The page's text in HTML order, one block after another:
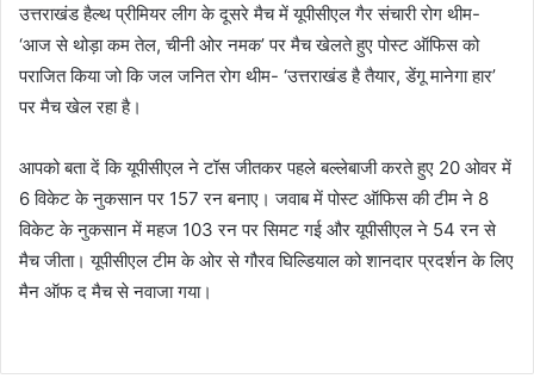
उत्तराखंड हैल्थ प्रीमियर लीग के दूसरे मैच में यूपीसीएल गैर संचारी रोग थीम-
‘आज से थोड़ा कम तेल, चीनी ओर नमक’ पर मैच खेलते हुए पोस्ट ऑफिस को
पराजित किया जो कि जल जनित रोग थीम- ‘उत्तराखंड है तैयार, डेंगू मानेगा हार’
पर मैच खेल रहा है।
आपको बता दें कि यूपीसीएल ने टॉस जीतकर पहले बल्लेबाजी करते हुए 20 ओवर में
6 विकेट के नुकसान पर 157 रन बनाए। जवाब में पोस्ट ऑफिस की टीम ने 8
विकेट के नुकसान में महज 103 रन पर सिमट गई और यूपीसीएल ने 54 रन से
मैच जीता। यूपीसीएल टीम के ओर से गौरव घिल्डियाल को शानदार प्रदर्शन के लिए
मैन ऑफ द मैच से नवाजा गया।